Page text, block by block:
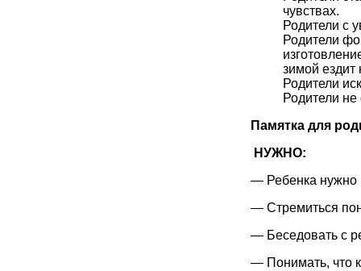
чувствах.
Родители с
Родители
зимой ездит
Родители
Родители
Памятка для
НУЖНО:
— Ребенка нужно
— Стремиться
— Беседовать с
— Понимать, что